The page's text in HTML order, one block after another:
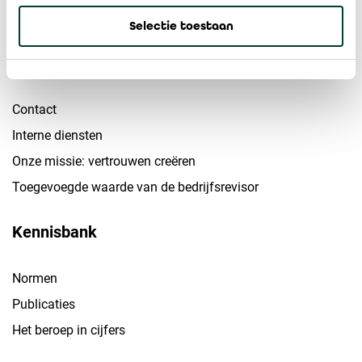
Selectie toestaan
Het instituut
Contact
Interne diensten
Onze missie: vertrouwen creëren
Toegevoegde waarde van de bedrijfsrevisor
Kennisbank
Normen
Publicaties
Het beroep in cijfers